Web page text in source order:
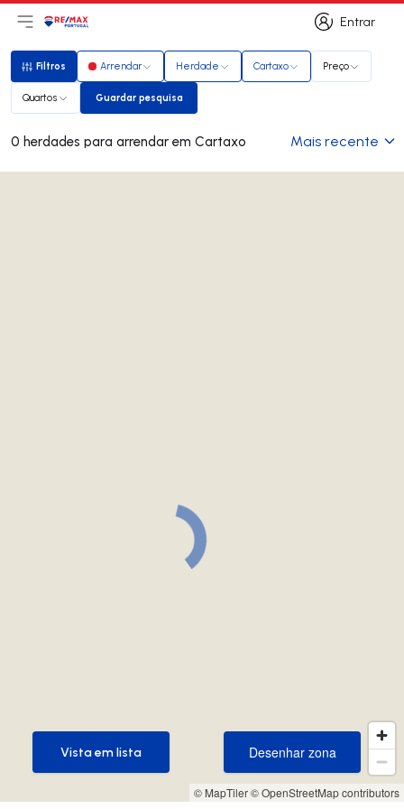
Entrar
Entrar
Abri menu principal
LogoIr para página inicial
Filtros
Filtros Arrendar Herdade Cartaxo Preço
Quartos Guardar pesquisa
Guardar pesquisa
0 herdades para arrendar em Cartaxo Mais recente
© MapTiler© OpenStreetMap contributors
Desenhar zona
Desenhar zona
Vista em lista
Vista em lista